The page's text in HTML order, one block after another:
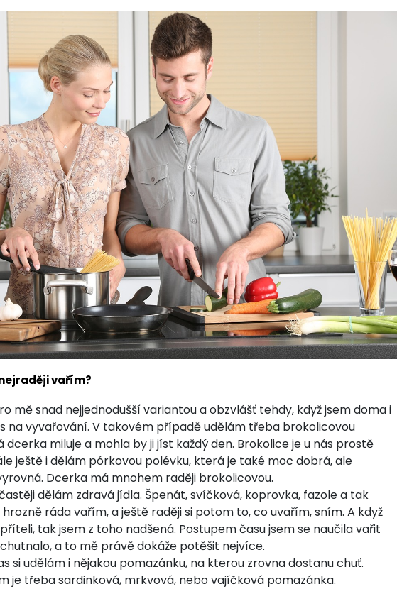
vařím?
mě snad nejjednodušší variantou a obzvlášť tehdy, když jsem doma i
na vyvařování. V takovém případě udělám třeba brokolicovou
dcerka miluje a mohla by ji jíst každý den. Brokolice je u nás prostě
ještě i dělám pórkovou polévku, která je také moc dobrá, ale
Dcerka má mnohem raději brokolicovou.
dělám zdravá jídla. Špenát, svíčková, koprovka, fazole a tak
hrozně ráda vařím, a ještě raději si potom to, co uvařím, sním. A když
tak jsem z toho nadšená. Postupem času jsem se naučila vařit
a to mě právě dokáže potěšit nejvíce.
si udělám i nějakou pomazánku, na kterou zrovna dostanu chuť.
je třeba sardinková, mrkvová, nebo vajíčková pomazánka.